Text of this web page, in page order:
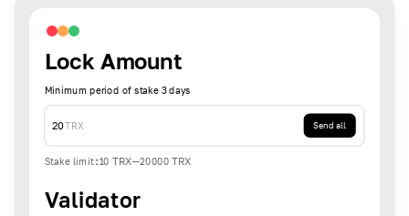
Lock Amount
Minimum period of stake 3 days
20TRX Send all
Stake limit:10 TRX-20000 TRX
Validator